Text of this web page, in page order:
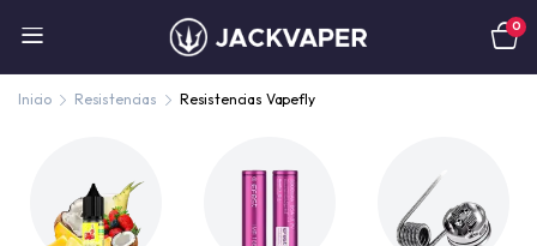
0
Inicio Resistencias Resistencias Vapefly